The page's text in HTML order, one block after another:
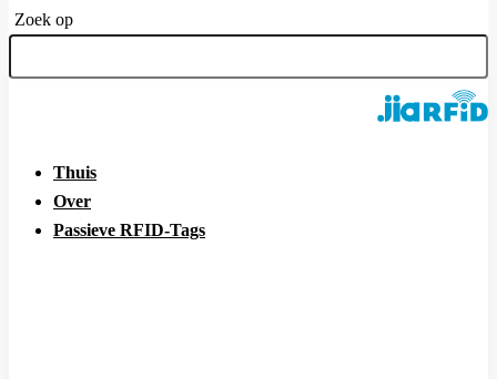
Zoek op
Thuis
Over
Passieve RFID-Tags